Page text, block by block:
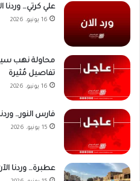
علي كرتي… وردنا
16 يونيو، 2026
محاولة نهب
تفاصيل مُثيرة
16 يونيو، 2026
فارس النور…
15 يونيو، 2026
عطبرة… وردنا